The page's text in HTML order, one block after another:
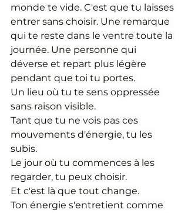
monde te vide. C'est que tu laisses
entrer sans choisir. Une remarque
qui te reste dans le ventre toute la
journée. Une personne qui
déverse et repart plus légère
pendant que toi tu portes.
Un lieu où tu te sens oppressée
sans raison visible.
Tant que tu ne vois pas ces
mouvements d'énergie, tu les
subis.
Le jour où tu commences à les
regarder, tu peux choisir.
Et c'est là que tout change.
Ton énergie s'entretient comme